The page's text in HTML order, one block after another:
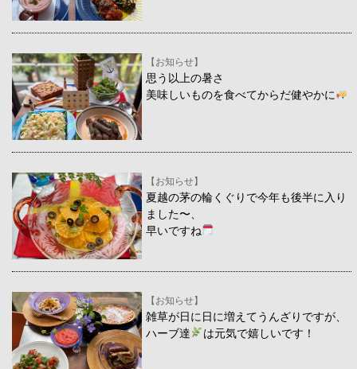
【お知らせ】
思う以上の暑さ
美味しいものを食べてからだ健やかに
【お知らせ】
夏越の茅の輪くぐりで今年も後半に入り
ました〜、
早いですね
【お知らせ】
雑草が日に日に増えてうんざりですが、
ハーブ達
は元気で嬉しいです！